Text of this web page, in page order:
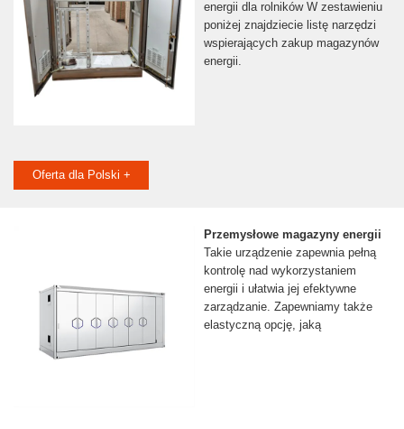
energii dla rolników W zestawieniu
poniżej znajdziecie listę narzędzi
wspierających zakup magazynów
energii.
Oferta dla Polski +
Przemysłowe magazyny energii
Takie urządzenie zapewnia pełną
kontrolę nad wykorzystaniem
energii i ułatwia jej efektywne
zarządzanie. Zapewniamy także
elastyczną opcję, jaką